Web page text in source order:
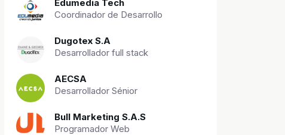
Edumedia Tech
Coordinador de Desarrollo
Dugotex S.A
Desarrollador full stack
AECSA
Desarrollador Sénior
Bull Marketing S.A.S
Programador Web